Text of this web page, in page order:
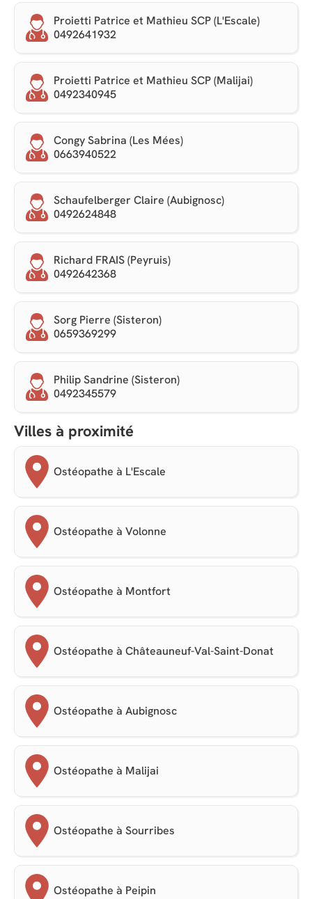
Proietti Patrice et Mathieu SCP (L'Escale)
0492641932
Proietti Patrice et Mathieu SCP (Malijai)
0492340945
Congy Sabrina (Les Mées)
0663940522
Schaufelberger Claire (Aubignosc)
0492624848
Richard FRAIS (Peyruis)
0492642368
Sorg Pierre (Sisteron)
0659369299
Philip Sandrine (Sisteron)
0492345579
Villes à proximité
Ostéopathe à L'Escale
Ostéopathe à Volonne
Ostéopathe à Montfort
Ostéopathe à Châteauneuf-Val-Saint-Donat
Ostéopathe à Aubignosc
Ostéopathe à Malijai
Ostéopathe à Sourribes
Ostéopathe à Peipin